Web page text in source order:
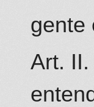
gente
Art. II.